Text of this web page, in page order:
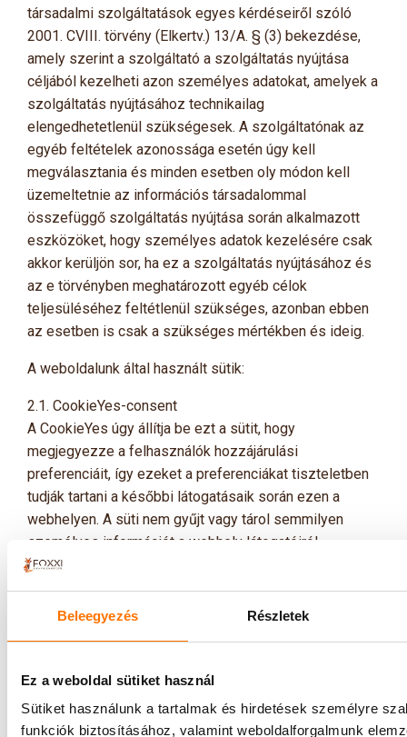
Beleegyezés Részletek
Ez a weboldal sütiket használ
Sütiket használunk a tartalmak és hirdetések személyre
funkciók biztosításához, valamint weboldalforgalmunk
társadalmi szolgáltatások egyes kérdéseiről szóló
2001. CVIII. törvény (Elkertv.) 13/A. § (3) bekezdése,
amely szerint a szolgáltató a szolgáltatás nyújtása
céljából kezelheti azon személyes adatokat, amelyek a
szolgáltatás nyújtásához technikailag
elengedhetetlenül szükségesek. A szolgáltatónak az
egyéb feltételek azonossága esetén úgy kell
megválasztania és minden esetben oly módon kell
üzemeltetnie az információs társadalommal
összefüggő szolgáltatás nyújtása során alkalmazott
eszközöket, hogy személyes adatok kezelésére csak
akkor kerüljön sor, ha ez a szolgáltatás nyújtásához és
az e törvényben meghatározott egyéb célok
teljesüléséhez feltétlenül szükséges, azonban ebben
az esetben is csak a szükséges mértékben és ideig.
A weboldalunk által használt sütik:
2.1. CookieYes-consent
A CookieYes úgy állítja be ezt a sütit, hogy
megjegyezze a felhasználók hozzájárulási
preferenciáit, így ezeket a preferenciákat tiszteletben
tudják tartani a későbbi látogatásaik során ezen a
webhelyen. A süti nem gyűjt vagy tárol semmilyen
személyes információt a webhely látogatóiról.
Az adattárolás időtartama 1 év
Ezt a sütit a webhely WordPress témája használja.
Lehetővé teszi a webhely tulajdonosának, hogy valós
időben bevezesse vagy megváltoztassa a webhely
Az adattárolás időtartama: nincs